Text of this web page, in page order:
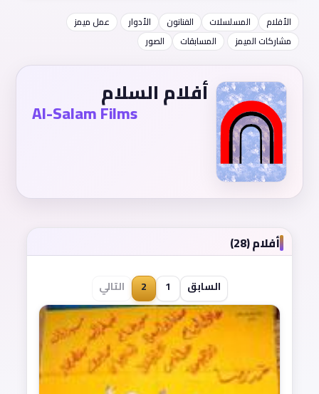
الأفلام المسلسلات الفنانون الأدوار
عمل ميمز
مشاركات الميمز
المسابقات الصور
أفلام السلام
Al-Salam Films
أفلام (28)
السابق 1
2 التالي